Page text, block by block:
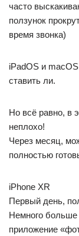
часто
ползунок
время звонка)
iPadOS и
ставить ли.
Но всё равно, в
неплохо!
Через месяц,
полностью
iPhone XR
Первый день,
Немного больше
приложение